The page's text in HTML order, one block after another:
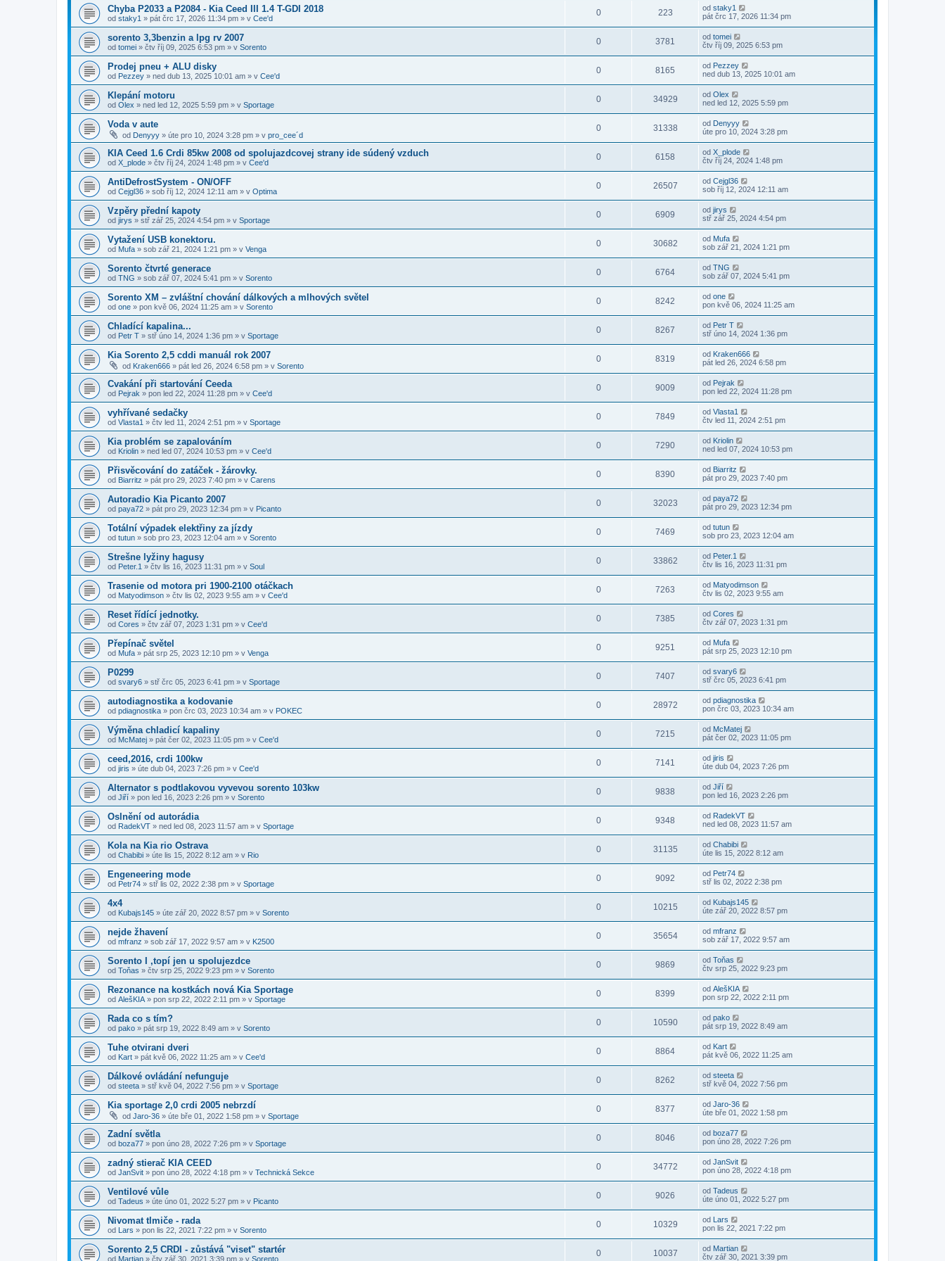
Chyba P2033 a P2084 - Kia Ceed III 1.4 T-GDI 2018
od staky1 » pát črc 17, 2026 11:34 pm » v Cee'd
0 223 od staky1
pát črc 17, 2026 11:34 pm
sorento 3,3benzin a lpg rv 2007
od tomei » čtv říj 09, 2025 6:53 pm » v Sorento
0 3781 od tomei
čtv říj 09, 2025 6:53 pm
Prodej pneu + ALU disky
od Pezzey » ned dub 13, 2025 10:01 am » v Cee'd
0 8165 od Pezzey
ned dub 13, 2025 10:01 am
Klepání motoru
od Olex » ned led 12, 2025 5:59 pm » v Sportage
0 34929 od Olex
ned led 12, 2025 5:59 pm
Voda v aute
od Denyyy » úte pro 10, 2024 3:28 pm » v pro_cee´d
0 31338 od Denyyy
úte pro 10, 2024 3:28 pm
KIA Ceed 1.6 Crdi 85kw 2008 od spolujazdcovej strany ide súdený vzduch
od X_plode » čtv říj 24, 2024 1:48 pm » v Cee'd
0 6158 od X_plode
čtv říj 24, 2024 1:48 pm
AntiDefrostSystem - ON/OFF
od Cejgl36 » sob říj 12, 2024 12:11 am » v Optima
0 26507 od Cejgl36
sob říj 12, 2024 12:11 am
Vzpěry přední kapoty
od jirys » stř zář 25, 2024 4:54 pm » v Sportage
0 6909 od jirys
stř zář 25, 2024 4:54 pm
Vytažení USB konektoru.
od Mufa » sob zář 21, 2024 1:21 pm » v Venga
0 30682 od Mufa
sob zář 21, 2024 1:21 pm
Sorento čtvrté generace
od TNG » sob zář 07, 2024 5:41 pm » v Sorento
0 6764 od TNG
sob zář 07, 2024 5:41 pm
Sorento XM – zvláštní chování dálkových a mlhových světel
od one » pon kvě 06, 2024 11:25 am » v Sorento
0 8242 od one
pon kvě 06, 2024 11:25 am
Chladící kapalina...
od Petr T » stř úno 14, 2024 1:36 pm » v Sportage
0 8267 od Petr T
stř úno 14, 2024 1:36 pm
Kia Sorento 2,5 cddi manuál rok 2007
od Kraken666 » pát led 26, 2024 6:58 pm » v Sorento
0 8319 od Kraken666
pát led 26, 2024 6:58 pm
Cvakání při startování Ceeda
od Pejrak » pon led 22, 2024 11:28 pm » v Cee'd
0 9009 od Pejrak
pon led 22, 2024 11:28 pm
vyhřívané sedačky
od Vlasta1 » čtv led 11, 2024 2:51 pm » v Sportage
0 7849 od Vlasta1
čtv led 11, 2024 2:51 pm
Kia problém se zapalováním
od Kriolin » ned led 07, 2024 10:53 pm » v Cee'd
0 7290 od Kriolin
ned led 07, 2024 10:53 pm
Přisvěcování do zatáček - žárovky.
od Biarritz » pát pro 29, 2023 7:40 pm » v Carens
0 8390 od Biarritz
pát pro 29, 2023 7:40 pm
Autoradio Kia Picanto 2007
od paya72 » pát pro 29, 2023 12:34 pm » v Picanto
0 32023 od paya72
pát pro 29, 2023 12:34 pm
Totální výpadek elektřiny za jízdy
od tutun » sob pro 23, 2023 12:04 am » v Sorento
0 7469 od tutun
sob pro 23, 2023 12:04 am
Strešne lyžiny hagusy
od Peter.1 » čtv lis 16, 2023 11:31 pm » v Soul
0 33862 od Peter.1
čtv lis 16, 2023 11:31 pm
Trasenie od motora pri 1900-2100 otáčkach
od Matyodimson » čtv lis 02, 2023 9:55 am » v Cee'd
0 7263 od Matyodimson
čtv lis 02, 2023 9:55 am
Reset řídící jednotky.
od Cores » čtv zář 07, 2023 1:31 pm » v Cee'd
0 7385 od Cores
čtv zář 07, 2023 1:31 pm
Přepínač světel
od Mufa » pát srp 25, 2023 12:10 pm » v Venga
0 9251 od Mufa
pát srp 25, 2023 12:10 pm
P0299
od svary6 » stř črc 05, 2023 6:41 pm » v Sportage
0 7407 od svary6
stř črc 05, 2023 6:41 pm
autodiagnostika a kodovanie
od pdiagnostika » pon črc 03, 2023 10:34 am » v POKEC
0 28972 od pdiagnostika
pon črc 03, 2023 10:34 am
Výměna chladicí kapaliny
od McMatej » pát čer 02, 2023 11:05 pm » v Cee'd
0 7215 od McMatej
pát čer 02, 2023 11:05 pm
ceed,2016, crdi 100kw
od jiris » úte dub 04, 2023 7:26 pm » v Cee'd
0 7141 od jiris
úte dub 04, 2023 7:26 pm
Alternator s podtlakovou vyvevou sorento 103kw
od Jiří » pon led 16, 2023 2:26 pm » v Sorento
0 9838 od Jiří
pon led 16, 2023 2:26 pm
Oslnění od autorádia
od RadekVT » ned led 08, 2023 11:57 am » v Sportage
0 9348 od RadekVT
ned led 08, 2023 11:57 am
Kola na Kia rio Ostrava
od Chabibi » úte lis 15, 2022 8:12 am » v Rio
0 31135 od Chabibi
úte lis 15, 2022 8:12 am
Engeneering mode
od Petr74 » stř lis 02, 2022 2:38 pm » v Sportage
0 9092 od Petr74
stř lis 02, 2022 2:38 pm
4x4
od Kubajs145 » úte zář 20, 2022 8:57 pm » v Sorento
0 10215 od Kubajs145
úte zář 20, 2022 8:57 pm
nejde žhavení
od mfranz » sob zář 17, 2022 9:57 am » v K2500
0 35654 od mfranz
sob zář 17, 2022 9:57 am
Sorento I ,topí jen u spolujezdce
od Toňas » čtv srp 25, 2022 9:23 pm » v Sorento
0 9869 od Toňas
čtv srp 25, 2022 9:23 pm
Rezonance na kostkách nová Kia Sportage
od AlešKIA » pon srp 22, 2022 2:11 pm » v Sportage
0 8399 od AlešKIA
pon srp 22, 2022 2:11 pm
Rada co s tím?
od pako » pát srp 19, 2022 8:49 am » v Sorento
0 10590 od pako
pát srp 19, 2022 8:49 am
Tuhe otvirani dveri
od Kart » pát kvě 06, 2022 11:25 am » v Cee'd
0 8864 od Kart
pát kvě 06, 2022 11:25 am
Dálkové ovládání nefunguje
od steeta » stř kvě 04, 2022 7:56 pm » v Sportage
0 8262 od steeta
stř kvě 04, 2022 7:56 pm
Kia sportage 2,0 crdi 2005 nebrzdí
od Jaro-36 » úte bře 01, 2022 1:58 pm » v Sportage
0 8377 od Jaro-36
úte bře 01, 2022 1:58 pm
Zadní světla
od boza77 » pon úno 28, 2022 7:26 pm » v Sportage
0 8046 od boza77
pon úno 28, 2022 7:26 pm
zadný stierač KIA CEED
od JanSvit » pon úno 28, 2022 4:18 pm » v Technická Sekce
0 34772 od JanSvit
pon úno 28, 2022 4:18 pm
Ventilové vůle
od Tadeus » úte úno 01, 2022 5:27 pm » v Picanto
0 9026 od Tadeus
úte úno 01, 2022 5:27 pm
Nivomat tlmiče - rada
od Lars » pon lis 22, 2021 7:22 pm » v Sorento
0 10329 od Lars
pon lis 22, 2021 7:22 pm
Sorento 2,5 CRDI - zůstává "viset" startér
od Martian » čtv zář 30, 2021 3:39 pm » v Sorento
0 10037 od Martian
čtv zář 30, 2021 3:39 pm